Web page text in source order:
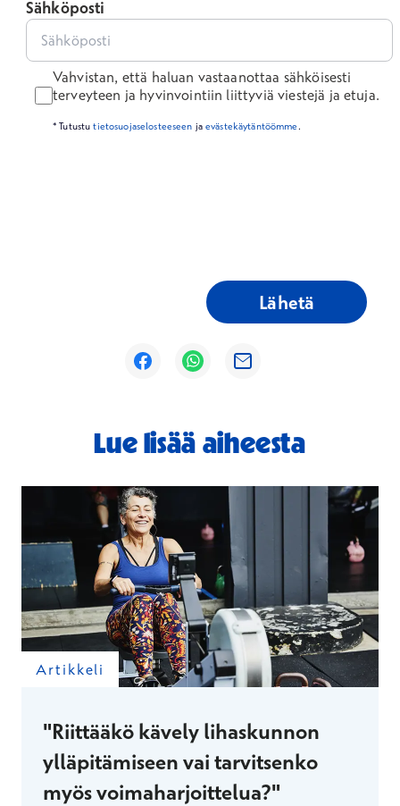
Sähköposti
Vahvistan, että haluan vastaanottaa sähköisesti
terveyteen ja hyvinvointiin liittyviä viestejä ja etuja.
* Tutustutietosuojaselosteeseen jaevästekäytäntöömme.
Lähetä
Avautuu uuteen ikkunaan
Avautuu uuteen ikkunaan
Avautuu uuteen ikkunaan
Lue lisää aiheesta
Artikkeli
"Riittääkö kävely lihaskunnon
ylläpitämiseen vai tarvitsenko
myös voimaharjoittelua?"